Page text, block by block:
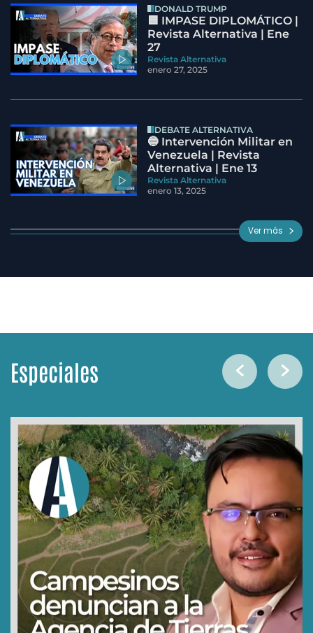
DONALD TRUMP
🟦 IMPASE DIPLOMÁTICO |
Revista Alternativa | Ene
27
Revista Alternativa
enero 27, 2025
DEBATE ALTERNATIVA
🔵 Intervención Militar en
Venezuela | Revista
Alternativa | Ene 13
Revista Alternativa
enero 13, 2025
Ver más
Especiales